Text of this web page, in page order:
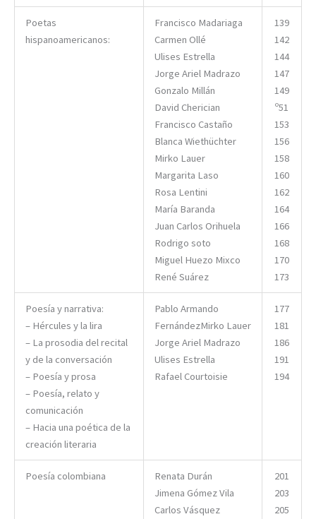
Poetas
hispanoamericanos:
Francisco Madariaga
Carmen Ollé
Ulises Estrella
Jorge Ariel Madrazo
Gonzalo Millán
David Cherician
Francisco Castaño
Blanca Wiethüchter
Mirko Lauer
Margarita Laso
Rosa Lentini
María Baranda
Juan Carlos Orihuela
Rodrigo soto
Miguel Huezo Mixco
René Suárez
139
142
144
147
149
º51
153
156
158
160
162
164
166
168
170
173
Poesía y narrativa:
– Hércules y la lira
– La prosodia del recital
y de la conversación
– Poesía y prosa
– Poesía, relato y
comunicación
– Hacia una poética de la
creación literaria
Pablo Armando
FernándezMirko Lauer
Jorge Ariel Madrazo
Ulises Estrella
Rafael Courtoisie
177
181
186
191
194
Poesía colombiana
Renata Durán
Jimena Gómez Vila
Carlos Vásquez
201
203
205